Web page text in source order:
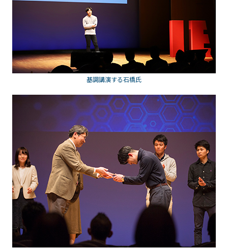
基調講演する石橋氏